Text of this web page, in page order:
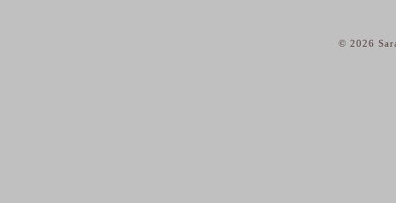
© 2026